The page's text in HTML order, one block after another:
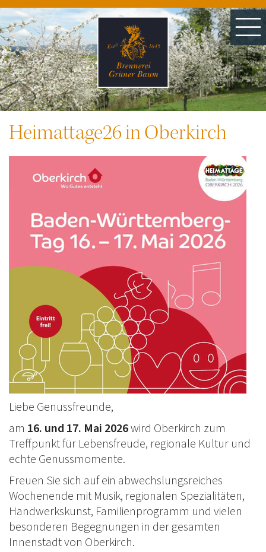
Start
Destillate kaufen
Brennerei erleben
Degustation & Events
Angebote
Flaschenpost
Shop
Impressum
Datenschutz
AGB
Heimattage26 in Oberkirch
Liebe Genussfreunde,
am 16. und 17. Mai 2026wird Oberkirch zum
Treffpunkt für Lebensfreude, regionale Kultur und
echte Genussmomente.
Freuen Sie sich auf ein abwechslungsreiches
Wochenende mit Musik, regionalen Spezialitäten,
Handwerkskunst, Familienprogramm und vielen
besonderen Begegnungen in der gesamten
Innenstadt von Oberkirch.